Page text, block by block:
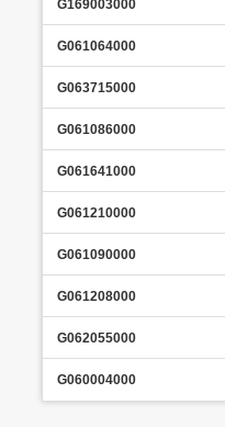
G169003000
G061064000
G063715000
G061086000
G061641000
G061210000
G061090000
G061208000
G062055000
G060004000